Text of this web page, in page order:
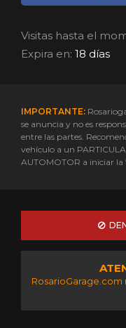
Visitas hasta el
Expira en: 18 días
IMPORTANTE:
se anuncia y no es
entre las partes.
vehículo a un
AUTOMOTOR a iniciar la